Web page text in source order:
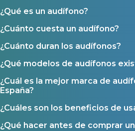
¿Qué es un audífono?
¿Cuánto cuesta un audífono?
¿Cuánto duran los audífonos?
¿Qué modelos de audífonos
¿Cuál es la mejor marca de
España?
¿Cuáles son los beneficios de
¿Qué hacer antes de comprar
Ayudas y
Ayudas para audífonos
Ayudas y subvenciones
Ayudas y
Política de Privacidad.